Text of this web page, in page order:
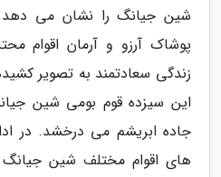
شین جیانگ را نشان می دهد
پوشاک آرزو و آرمان اقوام
زندگی سعادتمند به تصویر
این سیزده قوم بومی شین
جاده ابریشم می درخشد. در
های اقوام مختلف شین جیانگ